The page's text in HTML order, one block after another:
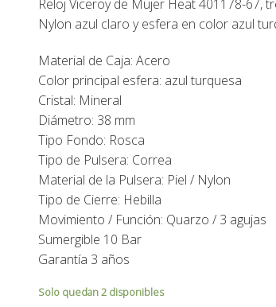
129,00€.116,00€.
Reloj Viceroy de Mujer Heat 401178-67,
Nylon azul claro y esfera en color azul
Material de Caja: Acero
Color principal esfera: azul turquesa
Cristal: Mineral
Diámetro: 38 mm
Tipo Fondo: Rosca
Tipo de Pulsera: Correa
Material de la Pulsera: Piel / Nylon
Tipo de Cierre: Hebilla
Movimiento / Función: Quarzo / 3 agujas
Sumergible 10 Bar
Garantía 3 años
Solo quedan 2 disponibles